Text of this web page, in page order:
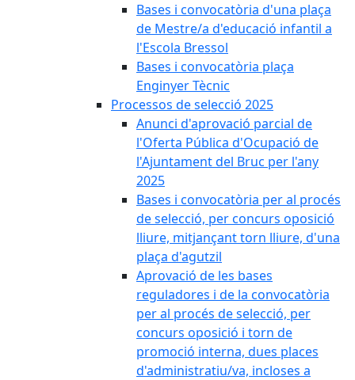
Bases i convocatòria d'una plaça
de Mestre/a d'educació infantil a
l'Escola Bressol
Bases i convocatòria plaça
Enginyer Tècnic
Processos de selecció 2025
Anunci d'aprovació parcial de
l'Oferta Pública d'Ocupació de
l'Ajuntament del Bruc per l'any
2025
Bases i convocatòria per al procés
de selecció, per concurs oposició
lliure, mitjançant torn lliure, d'una
plaça d'agutzil
Aprovació de les bases
reguladores i de la convocatòria
per al procés de selecció, per
concurs oposició i torn de
promoció interna, dues places
d'administratiu/va, incloses a